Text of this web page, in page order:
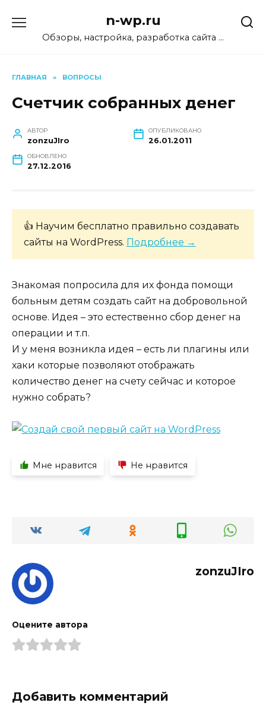
содержанию
n-wp.ru
Обзоры, настройка, разработка сайта …
ГЛАВНАЯ » ВОПРОСЫ
Счетчик собранных денег
АВТОР
zonzuJIro
ОПУБЛИКОВАНО
26.01.2011
ОБНОВЛЕНО
27.12.2016
👍 Научим бесплатно правильно создавать
сайты на WordPress. Подробнее →
Знакомая попросила для их фонда помощи
больным детям создать сайт на добровольной
основе. Идея – это естественно сбор денег на
операции и т.п.
И у меня возникла идея – есть ли плагины или
хаки которые позволяют отображать
количество денег на счету сейчас и которое
нужно собрать?
Мне нравится Не нравится
zonzuJIro
Оцените автора
Добавить комментарий